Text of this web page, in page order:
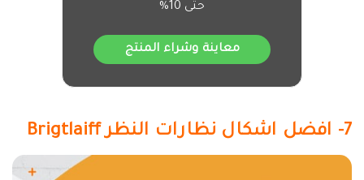
حتى 10%
معاينة وشراء المنتج
7- افضل اشكال نظارات النظر Brigtlaiff